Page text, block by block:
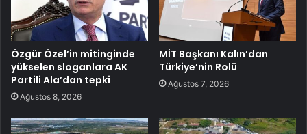
Özgür Özel’in mitinginde
yükselen sloganlara AK
Partili Ala’dan tepki
Ağustos 8, 2026
MİT Başkanı Kalın’dan
Türkiye’nin Rolü
Ağustos 7, 2026